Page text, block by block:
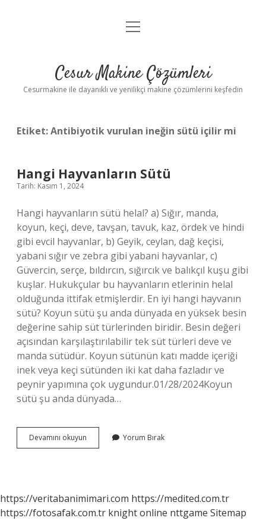
Anasayfa
Yasal Uyarı
menüyü
Cesur Makine Çözümleri
Cesurmakine ile dayanıklı ve yenilikçi makine çözümlerini keşfedin
Etiket:Antibiyotik vurulan ineğin sütü içilir mi
Hangi Hayvanların Sütü
Tarih: Kasım 1, 2024
Hangi hayvanların sütü helal? a) Sığır, manda,
koyun, keçi, deve, tavşan, tavuk, kaz, ördek ve hindi
gibi evcil hayvanlar, b) Geyik, ceylan, dağ keçisi,
yabani sığır ve zebra gibi yabani hayvanlar, c)
Güvercin, serçe, bıldırcın, sığırcık ve balıkçıl kuşu gibi
kuşlar. Hukukçular bu hayvanların etlerinin helal
olduğunda ittifak etmişlerdir. En iyi hangi hayvanın
sütü? Koyun sütü şu anda dünyada en yüksek besin
değerine sahip süt türlerinden biridir. Besin değeri
açısından karşılaştırılabilir tek süt türleri deve ve
manda sütüdür. Koyun sütünün katı madde içeriği
inek veya keçi sütünden iki kat daha fazladır ve
peynir yapımına çok uygundur.01/28/2024Koyun
sütü şu anda dünyada…
Devamını okuyun
Hayvanların
Yorum Bırak
https://veritabanimimari.com https://medited.com.tr
https://fotosafak.com.tr knight online nttgame Sitemap